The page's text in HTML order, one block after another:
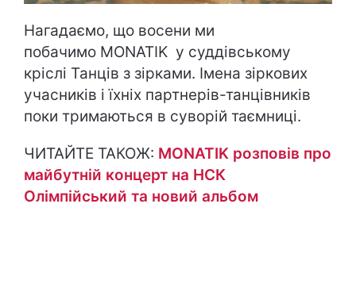
Нагадаємо, що восени ми
побачимо MONATIK у суддівському
кріслі Танців з зірками. Імена зіркових
учасників і їхніх партнерів-танцівників
поки тримаються в суворій таємниці.
ЧИТАЙТЕ ТАКОЖ: MONATIK розповів про
майбутній концерт на НСК
Олімпійський та новий альбом